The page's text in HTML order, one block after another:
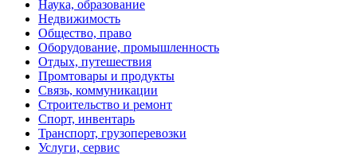
Наука, образование
Недвижимость
Общество, право
Оборудование, промышленность
Отдых, путешествия
Промтовары и продукты
Связь, коммуникации
Строительство и ремонт
Спорт, инвентарь
Транспорт, грузоперевозки
Услуги, сервис